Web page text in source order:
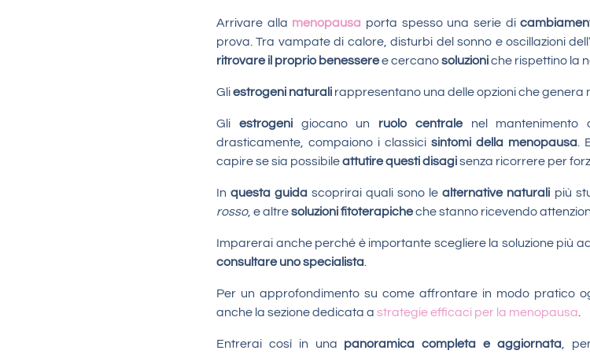
Arrivare alla menopausa porta spesso una serie di
prova. Tra vampate di calore, disturbi del sonno e oscillazioni
ritrovare il proprio benesseree cercanosoluzioniche rispettino la
Gliestrogeni naturali rappresentano una delle opzioni che genera
Gli estrogenigiocano un ruolo centralenel mantenimento
drasticamente, compaiono i classici sintomi della menopausa .
capire se sia possibileattutire questi disagisenza ricorrere per
Inquesta guida scoprirai quali sono lealternative naturali più
rosso, e altresoluzioni fitoterapicheche stanno ricevendo
Imparerai anche perché è importante scegliere la soluzione più
consultare uno specialista
Per un approfondimento su come affrontare in modo pratico
anche la sezione dedicata a strategie efficaci per la menopausa
Entrerai così in una panoramica completa e aggiornata,